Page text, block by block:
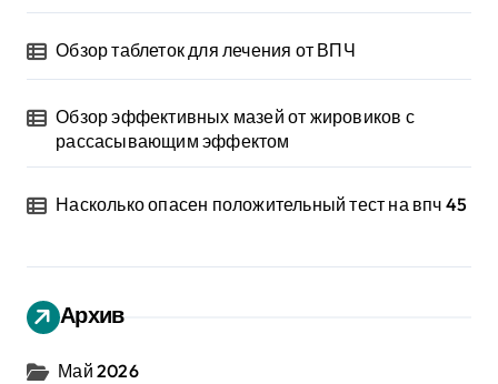
Обзор таблеток для лечения от ВПЧ
Обзор эффективных мазей от жировиков с
рассасывающим эффектом
Насколько опасен положительный тест на впч 45
Архив
Май 2026